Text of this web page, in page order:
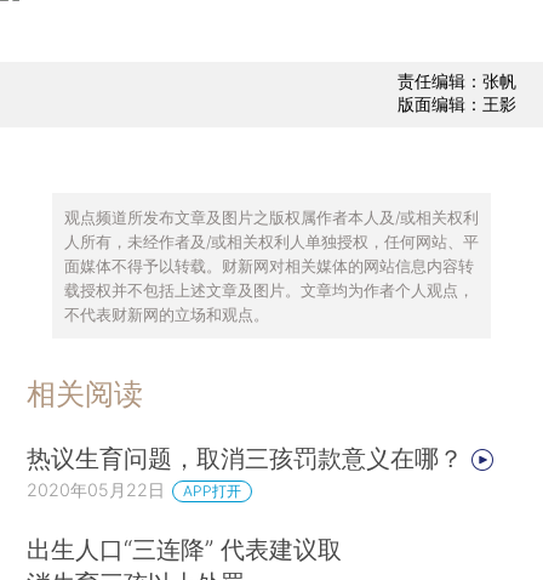
责任编辑：张帆
版面编辑：王影
观点频道所发布文章及图片之版权属作者本人及/或相关权利
人所有，未经作者及/或相关权利人单独授权，任何网站、平
面媒体不得予以转载。财新网对相关媒体的网站信息内容转
载授权并不包括上述文章及图片。文章均为作者个人观点，
不代表财新网的立场和观点。
相关阅读
热议生育问题，取消三孩罚款意义在哪？
2020年05月22日 APP打开
出生人口“三连降” 代表建议取